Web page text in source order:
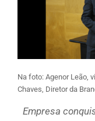
Na foto: Agenor Leão,
Chaves, Diretor da
Empresa